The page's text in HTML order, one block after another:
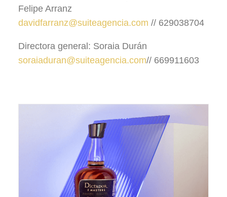
Felipe Arranz
davidfarranz@suiteagencia.com // 629038704
Directora general: Soraia Durán
soraiaduran@suiteagencia.com// 669911603